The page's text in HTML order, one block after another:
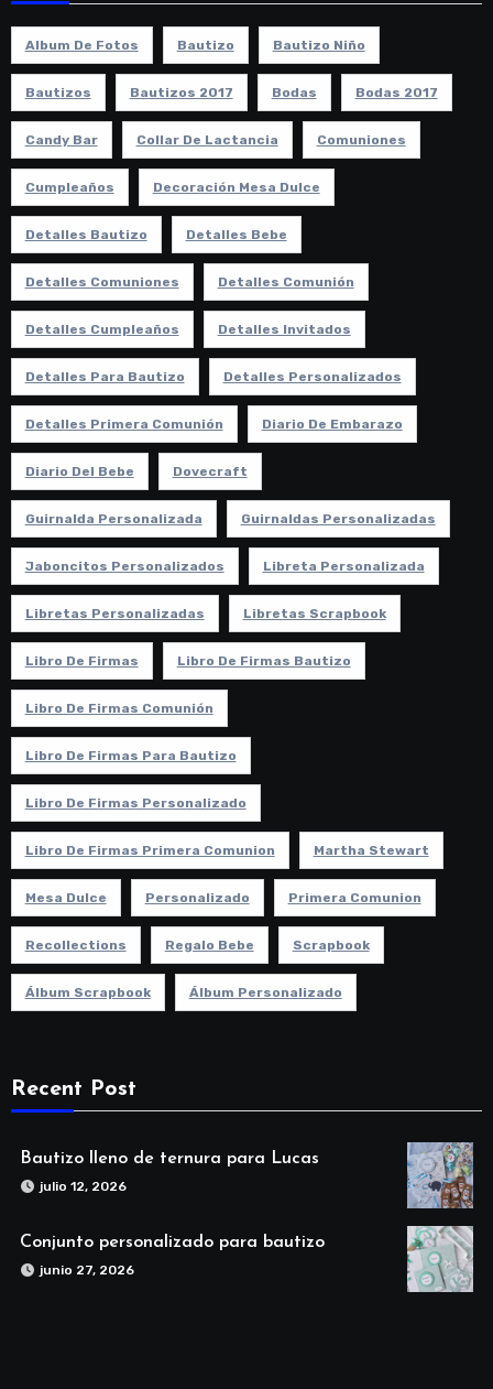
Album De Fotos Bautizo Bautizo Niño
Bautizos Bautizos 2017 Bodas Bodas 2017
Candy Bar Collar De Lactancia Comuniones
Cumpleaños Decoración Mesa Dulce
Detalles Bautizo Detalles Bebe
Detalles Comuniones Detalles Comunión
Detalles Cumpleaños Detalles Invitados
Detalles Para Bautizo Detalles Personalizados
Detalles Primera Comunión Diario De Embarazo
Diario Del Bebe Dovecraft
Guirnalda Personalizada Guirnaldas Personalizadas
Jaboncitos Personalizados Libreta Personalizada
Libretas Personalizadas Libretas Scrapbook
Libro De Firmas Libro De Firmas Bautizo
Libro De Firmas Comunión
Libro De Firmas Para Bautizo
Libro De Firmas Personalizado
Libro De Firmas Primera Comunion Martha Stewart
Mesa Dulce Personalizado Primera Comunion
Recollections Regalo Bebe Scrapbook
Álbum Scrapbook Álbum Personalizado
Recent Post
Bautizo lleno de ternura para Lucas
julio 12, 2026
Conjunto personalizado para bautizo
junio 27, 2026